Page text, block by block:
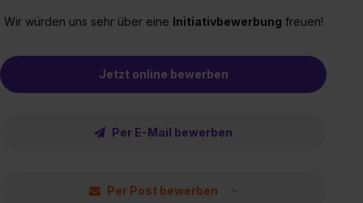
Wir würden uns sehr über eine Initiativbewerbung freuen!
Jetzt online bewerben
Per E-Mail bewerben
Per Post bewerben